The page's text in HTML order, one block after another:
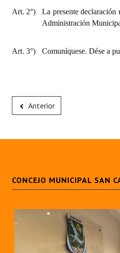
Art. 2°)
La presente
Administración
Art. 3°) Comuníquese. Dése a
Anterior
CONCEJO MUNICIPAL SAN